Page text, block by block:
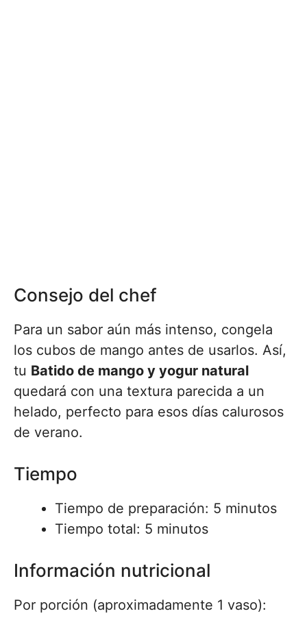
Consejo del chef
Para un sabor aún más intenso, congela
los cubos de mango antes de usarlos. Así,
tu Batido de mango y yogur natural
quedará con una textura parecida a un
helado, perfecto para esos días calurosos
de verano.
Tiempo
Tiempo de preparación: 5 minutos
Tiempo total: 5 minutos
Información nutricional
Por porción (aproximadamente 1 vaso):